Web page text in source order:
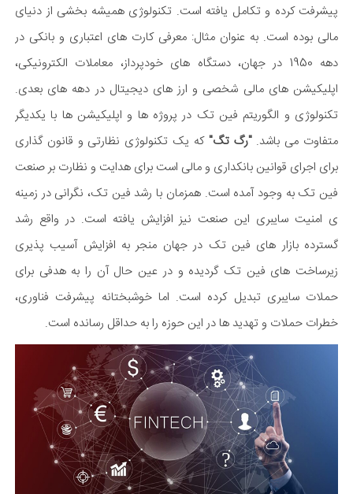
پیشرفت کرده و تکامل یافته است. تکنولوژی همیشه بخشی از دنیای
مالی بوده است. به عنوان مثال: معرفی کارت های اعتباری و بانکی در
دهه 1950 در جهان، دستگاه های خودپرداز، معاملات الکترونیکی،
اپلیکیشن های مالی شخصی و ارز های دیجیتال در دهه های بعدی.
تکنولوژی و الگوریتم فین تک در پروژه ها و اپلیکیشن ها با یکدیگر
متفاوت می باشد."رگ تگ"که یک تکنولوژی نظارتی و قانون گذاری
برای اجرای قوانین بانکداری و مالی است برای هدایت و نظارت بر صنعت
فین تک به وجود آمده است. همزمان با رشد فین تک، نگرانی در زمینه
ی امنیت سایبری این صنعت نیز افزایش یافته است. در واقع رشد
گسترده بازار های فین تک در جهان منجر به افزایش آسیب پذیری
زیرساخت های فین تک گردیده و در عین حال آن را به هدفی برای
حملات سایبری تبدیل کرده است. اما خوشبختانه پیشرفت فناوری،
خطرات حملات و تهدید ها در این حوزه را به حداقل رسانده است.